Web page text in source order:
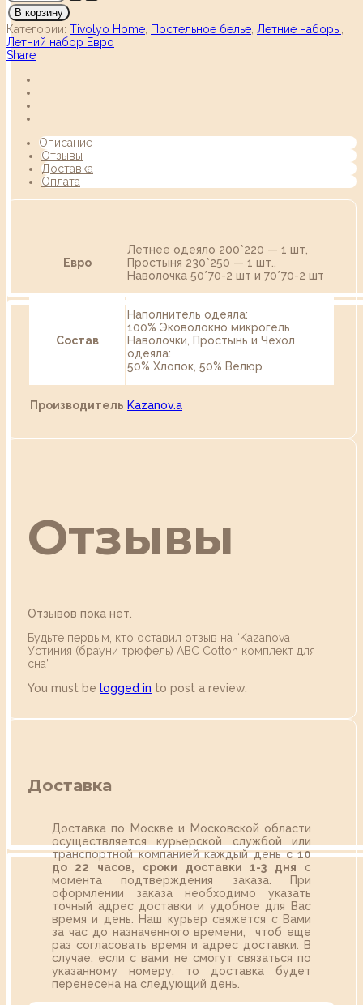
В корзину
Категории: Tivolyo Home Постельное белье Летние наборы
Летний набор Евро
Share
Описание
Отзывы
Доставка
Оплата
Евро
Летнее одеяло 200*220 — 1 шт,
Простыня 230*250 — 1 шт.,
Наволочка 50*70-2 шт и 70*70-2 шт
Состав
Наполнитель одеяла:
100% Эковолокно микрогель
Наволочки, Простынь и Чехол
одеяла:
50% Хлопок, 50% Велюр
Производитель Kazanov.a
Отзывы
Отзывов пока нет.
Будьте первым, кто оставил отзыв на “Kazanova
Устиния (брауни трюфель) ABC Cotton комплект для
сна”
You must be logged in to post a review.
Доставка
Доставка по Москве и Московской области
осуществляется курьерской службой или
транспортной компанией каждый деньс 10
до 22 часов,
сроки доставки 1-3 дня с
момента подтверждения заказа. При
оформлении заказа необходимо указать
точный адрес доставки и удобное для Вас
время и день. Наш курьер свяжется с Вами
за час до назначенного времени, чтоб еще
раз согласовать время и адрес доставки. В
случае, если с вами не смогут связаться по
указанному номеру, то доставка будет
перенесена на следующий день.